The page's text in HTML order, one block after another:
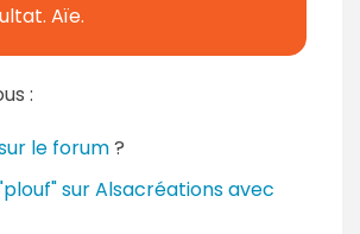
e
Aïe.
:
le forum?
sur Alsacréations avec